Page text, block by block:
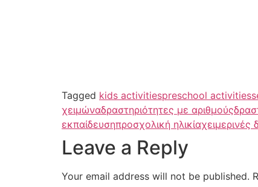
Tagged kids activitiespreschool activities
χειμώναδραστηριότητες με αριθμούς
εκπαίδευσηπροσχολική ηλικίαχειμερινές
Leave a Reply
Your email address will not be published.